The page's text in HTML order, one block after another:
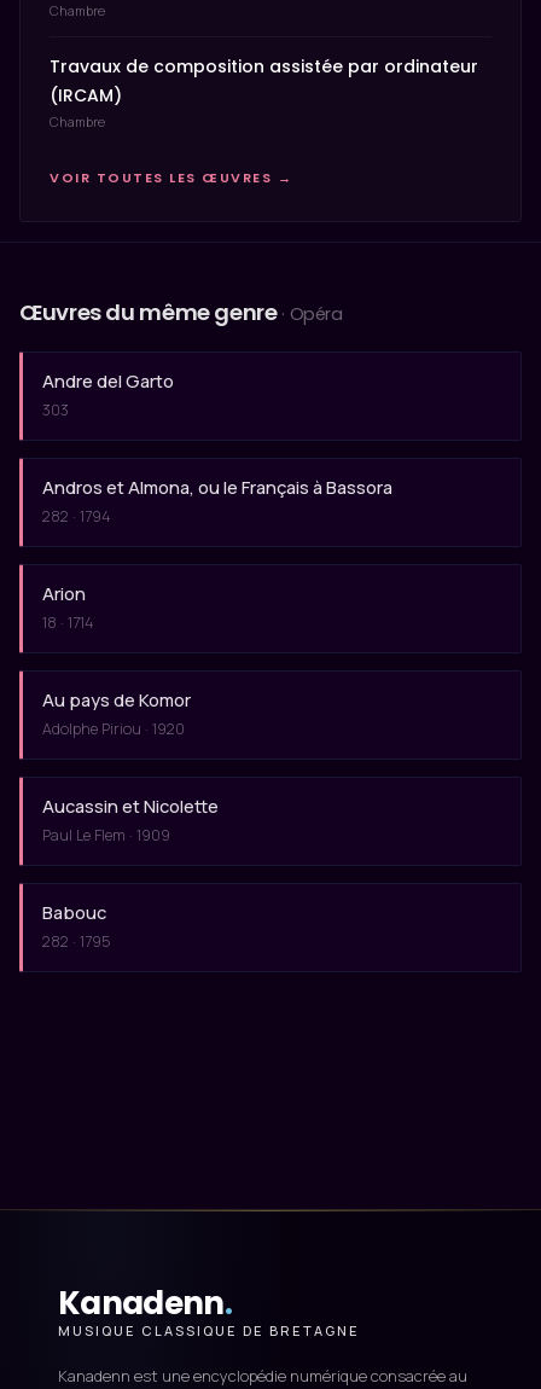
Chambre
Travaux de composition assistée par ordinateur
(IRCAM)
Chambre
VOIR TOUTES LES ŒUVRES →
Œuvres du même genre · Opéra
Andre del Garto
303
Andros et Almona, ou le Français à Bassora
282 · 1794
Arion
18 · 1714
Au pays de Komor
Adolphe Piriou · 1920
Aucassin et Nicolette
Paul Le Flem · 1909
Babouc
282 · 1795
Kanadenn.
MUSIQUE CLASSIQUE DE BRETAGNE
Kanadenn est une encyclopédie numérique consacrée au